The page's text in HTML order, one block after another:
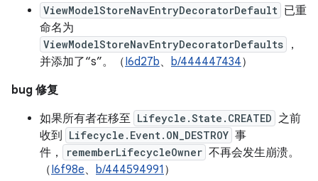
ViewModelStoreNavEntryDecoratorDefault 已重
命名为
ViewModelStoreNavEntryDecoratorDefaults
，
并添加了“s”。（I6d27b、 b/444447434）
bug 修复
如果所有者在移至 Lifeycle.State.CREATED 之前
收到
Lifecycle.Event.ON_DESTROY 事
件，
rememberLifecycleOwner 不再会发生崩溃。
（I6f98e、 b/444594991 ）